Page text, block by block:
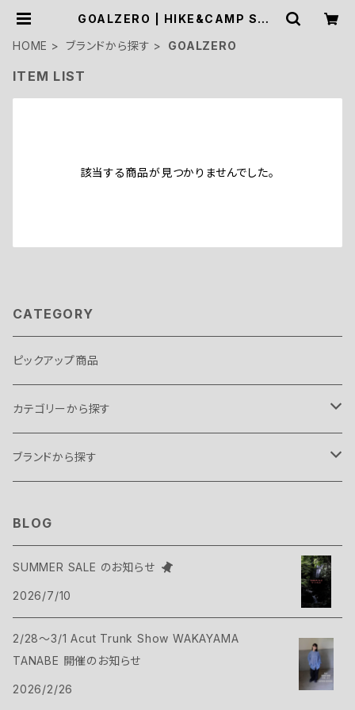
GOALZERO | HIKE&CAMP STO
HOME
ブランドから探す GOALZERO
ITEM LIST
該当する商品が見つかりませんでした。
CATEGORY
ピックアップ商品
カテゴリーから探す
テント・タープ
タープ
アクセサリー
ヴィヴィ
ハンモック
マット
バックパック
サコッシュ・ポーチ
バックパックアクセサリー
トップス
Tシャツ・シャツ
シェル
パンツ・ショーツ
シューズ
ブランドから探す
Bush Craft
Cargo Container
BLOG
SUMMER SALE のお知らせ
2026/7/10
2/28～3/1 Acut Trunk Show WAKAYAMA
TANABE 開催のお知らせ
2026/2/26